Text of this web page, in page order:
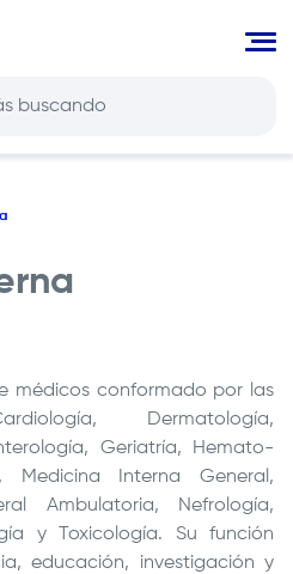
médicos conformado por las
Dermatología,
Geriatría, Hemato-
Medicina Interna General,
Ambulatoria, Nefrología,
y Toxicología. Su función
educación, investigación y